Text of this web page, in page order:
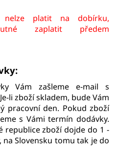
platit na dobírku,
zaplatit předem
Vám zašleme e-mail s
li zboží skladem, bude Vám
pracovní den. Pokud zboží
s Vámi termín dodávky.
republice zboží dojde do 1 -
na Slovensku tomu tak je do